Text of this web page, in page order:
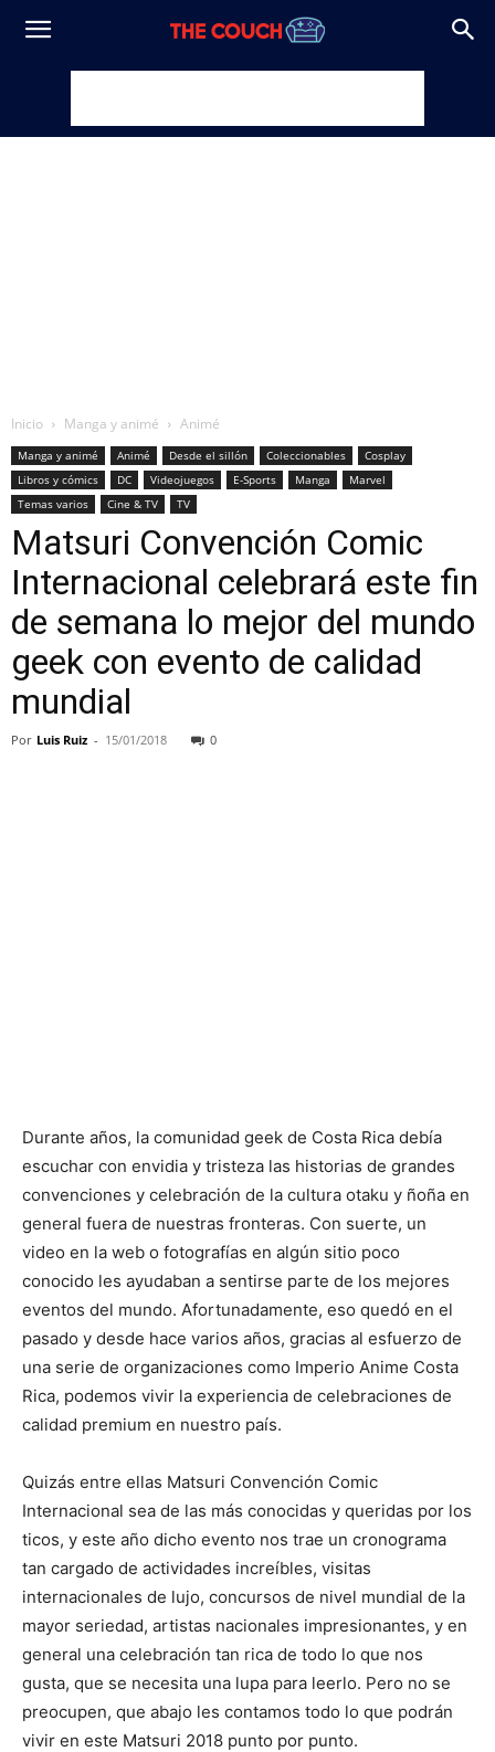
Inicio Manga y animé Animé
Manga y animé Animé Desde el sillón Coleccionables
Cosplay
Libros y cómics
DC Videojuegos E-Sports Manga
Marvel
Temas varios
Cine & TV TV
Matsuri Convención Comic
Internacional celebrará este fin
de semana lo mejor del mundo
geek con evento de calidad
mundial
Por Luis Ruiz - 15/01/2018 0
Durante años, la comunidad geek de Costa Rica debía
escuchar con envidia y tristeza las historias de grandes
convenciones y celebración de la cultura otaku y ñoña en
general fuera de nuestras fronteras. Con suerte, un
video en la web o fotografías en algún sitio poco
conocido les ayudaban a sentirse parte de los mejores
eventos del mundo. Afortunadamente, eso quedó en el
pasado y desde hace varios años, gracias al esfuerzo de
una serie de organizaciones como Imperio Anime Costa
Rica, podemos vivir la experiencia de celebraciones de
calidad premium en nuestro país.
Quizás entre ellas Matsuri Convención Comic
Internacional sea de las más conocidas y queridas por los
ticos, y este año dicho evento nos trae un cronograma
tan cargado de actividades increíbles, visitas
internacionales de lujo, concursos de nivel mundial de la
mayor seriedad, artistas nacionales impresionantes, y en
general una celebración tan rica de todo lo que nos
gusta, que se necesita una lupa para leerlo. Pero no se
preocupen, que abajo les contamos todo lo que podrán
vivir en este Matsuri 2018 punto por punto.